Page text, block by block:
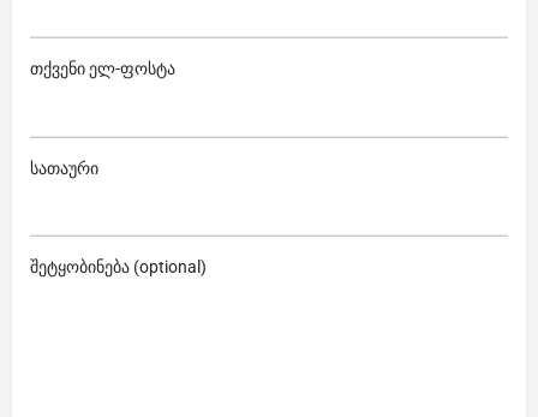
თქვენი ელ-ფოსტა
სათაური
შეტყობინება (optional)